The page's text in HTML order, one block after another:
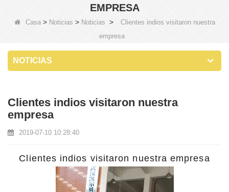
EMPRESA
Casa> Noticias > Noticias >
Clientes indios visitaron nuestra
empresa
NOTICIAS
Clientes indios visitaron nuestra
empresa
2019-07-10 10:28:40
Clientes indios visitaron nuestra empresa